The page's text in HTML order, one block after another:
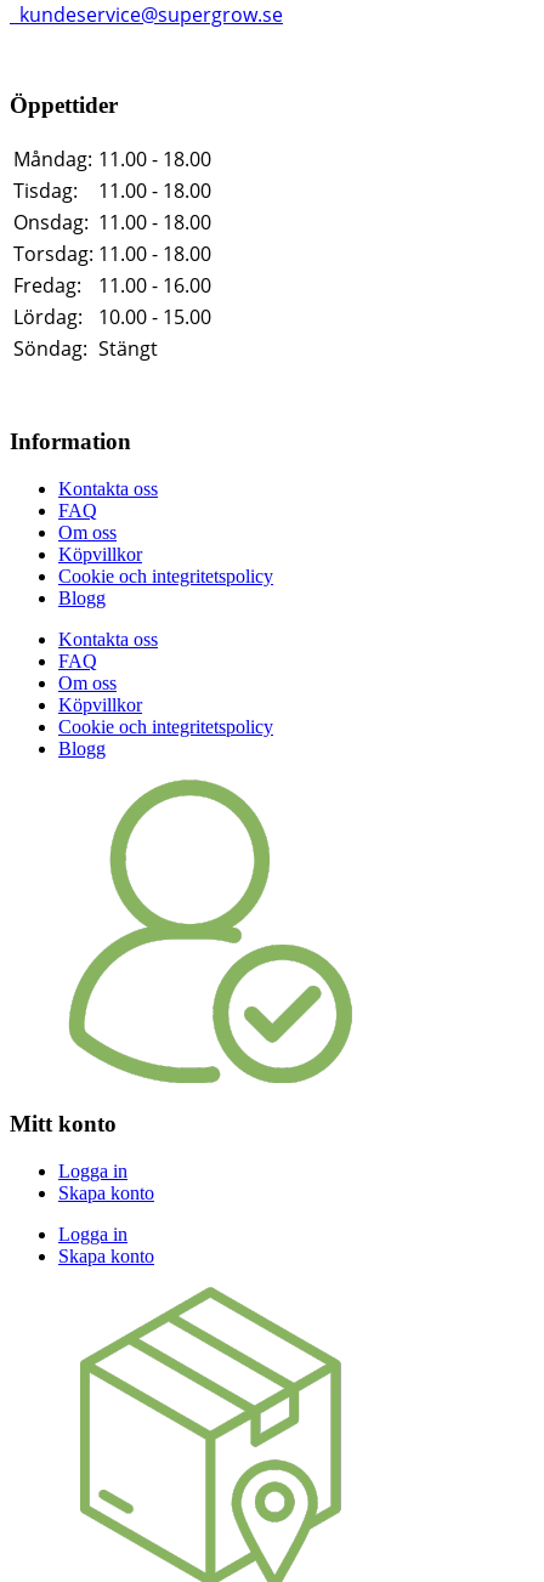
kundeservice@supergrow.se
Öppettider
Måndag: 11.00 - 18.00
Tisdag:
11.00 - 18.00
Onsdag: 11.00 - 18.00
Torsdag: 11.00 - 18.00
Fredag:
11.00 - 16.00
Lördag:
10.00 - 15.00
Söndag: Stängt
Information
Kontakta oss
FAQ
Om oss
Köpvillkor
Cookie och integritetspolicy
Blogg
Kontakta oss
FAQ
Om oss
Köpvillkor
Cookie och integritetspolicy
Blogg
Mitt konto
Logga in
Skapa konto
Logga in
Skapa konto